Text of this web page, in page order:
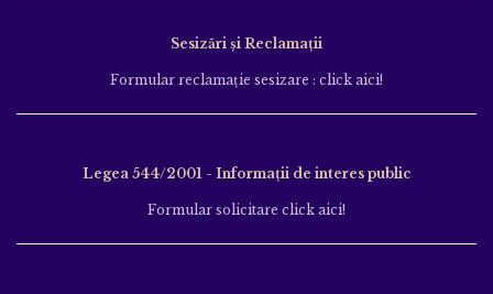
Sesizări și Reclamații
Formular reclamație sesizare : click aici!
Legea 544/2001 - Informații de interes public
Formular solicitare click aici!